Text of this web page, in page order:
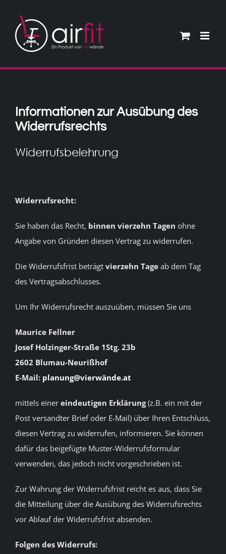
content
Informationen zur Ausübung des
Widerrufsrechts
Widerrufsbelehrung
Widerrufsrecht:
Sie haben das Recht, binnen vierzehn Tagen ohne
Angabe von Gründen diesen Vertrag zu widerrufen.
Die Widerrufsfrist beträgt vierzehn Tageab dem Tag
des Vertragsabschlusses.
Um Ihr Widerrufsrecht auszuüben, müssen Sie uns
Maurice Fellner
Josef Holzinger-Straße 1Stg. 23b
2602 Blumau-Neurißhof
E-Mail: planung@vierwände.at
mittels einer eindeutigen Erklärung(z.B. ein mit der
Post versandter Brief oder E-Mail) über Ihren Entschluss,
diesen Vertrag zu widerrufen, informieren. Sie können
dafür das beigefügte Muster-Widerrufsformular
verwenden, das jedoch nicht vorgeschrieben ist.
Zur Wahrung der Widerrufsfrist reicht es aus, dass Sie
die Mitteilung über die Ausübung des Widerrufsrechts
vor Ablauf der Widerrufsfrist absenden.
Folgen des Widerrufs: